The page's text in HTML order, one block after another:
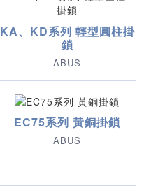
KA、KD系列 輕型圓柱掛
鎖
ABUS
EC75系列 黃銅掛鎖
ABUS